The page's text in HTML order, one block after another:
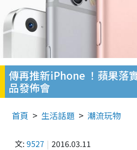
傳再推新iPhone ！蘋果落
品發佈會
首頁 生活話題 潮流玩物
文: 9527 2016.03.11